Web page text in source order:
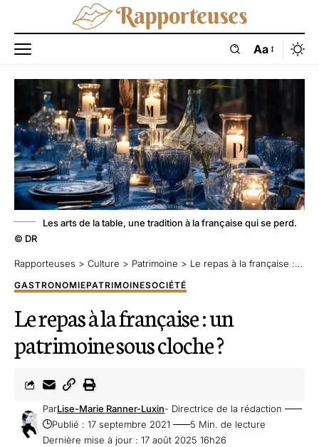
Aa
Les arts de la table, une tradition à la française qui se perd.
© DR
Rapporteuses > Culture > Patrimoine > Le repas à la française : un patrimoine sous cloche ?
GASTRONOMIEPATRIMOINESOCIÉTÉ
Le repas à la française : un
patrimoine sous cloche ?
Dernière mise à jour : 17 août 2025 16h26
ParLise-Marie Ranner-Luxin- Directrice de la rédaction
Publié : 17 septembre 2021
5 Min. de lecture